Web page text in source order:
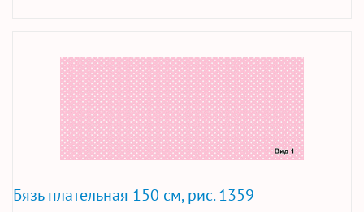
Бязь плательная 150 см, рис. 1359